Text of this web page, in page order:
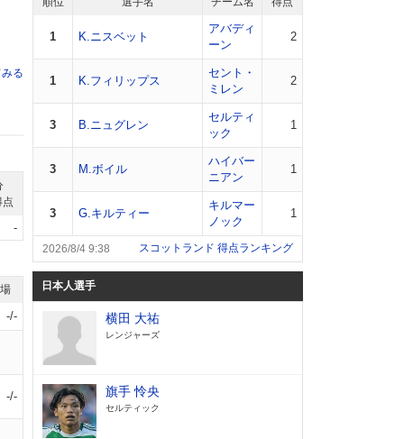
る
点
-
-/-
-/-
1 K.ニスベット
アバディ
ーン
2
1 K.フィリップス
セント・
ミレン
2
3 B.ニュグレン
セルティ
ック
1
3 M.ボイル
ハイバー
ニアン
1
3 G.キルティー
キルマー
ノック
1
2026/8/4 9:38 スコットランド 得点ランキング
日本人選手
横田 大祐
レンジャーズ
旗手 怜央
セルティック